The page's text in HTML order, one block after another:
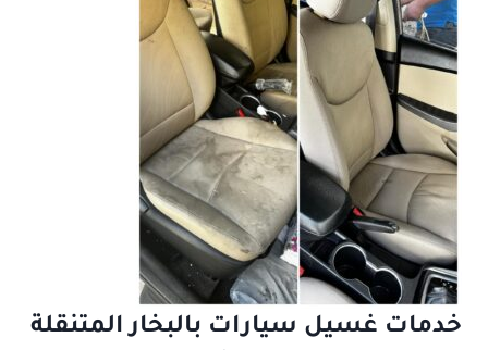
خدمات غسيل سيارات بالبخار المتنقلة